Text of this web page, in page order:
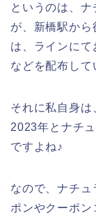
というのは、
が、新橋駅か
は、ラインにて
などを配布して
それに私自身は
2023年とナチ
ですよね♪
なので、ナチュ
ポンやクーポン